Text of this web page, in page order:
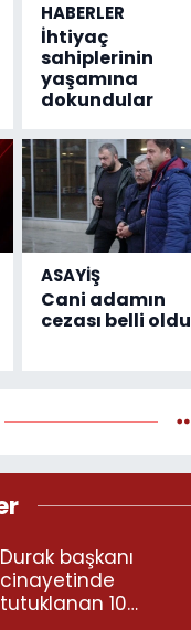
HABERLER
İhtiyaç
sahiplerinin
yaşamına
dokundular
ASAYİŞ
Cani adamın
cezası belli oldu
Durak başkanı
cinayetinde
tutuklanan 10